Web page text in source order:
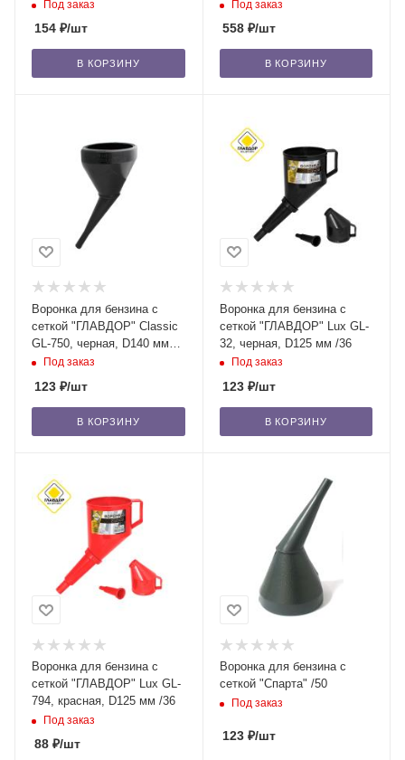
Под заказ
154 ₽/шт
В КОРЗИНУ
Под заказ
558₽/шт
В КОРЗИНУ
Воронка для бензина с
сеткой "ГЛАВДОР" Classic
GL-750, черная, D140 мм
/30Под заказ
123 ₽/шт
В КОРЗИНУ
Воронка для бензина с
сеткой "ГЛАВДОР" Lux GL-
32, черная, D125 мм /36
Под заказ
123₽/шт
В КОРЗИНУ
Воронка для бензина с
сеткой "ГЛАВДОР" Lux GL-
794, красная, D125 мм /36
Под заказ
88 ₽/шт
Воронка для бензина с
сеткой "Спарта" /50
Под заказ
123₽/шт